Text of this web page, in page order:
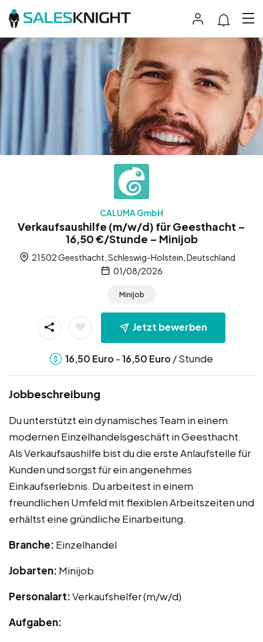
CALUMA GmbH
Verkaufsaushilfe (m/w/d) für Geesthacht –
16,50 €/Stunde – Minijob
21502 Geesthacht, Schleswig-Holstein, Deutschland
01/08/2026
Minijob
Jetzt bewerben
16,50 Euro -16,50 Euro / Stunde
Jobbeschreibung
Du unterstützt ein dynamisches Team in einem
modernen Einzelhandelsgeschäft in Geesthacht.
Als Verkaufsaushilfe bist du die erste Anlaufstelle für
Kunden und sorgst für ein angenehmes
Einkaufserlebnis. Du arbeitest in einem
freundlichen Umfeld mit flexiblen Arbeitszeiten und
erhältst eine gründliche Einarbeitung.
Branche: Einzelhandel
Jobarten: Minijob
Personalart:Verkaufshelfer (m/w/d)
Aufgaben: